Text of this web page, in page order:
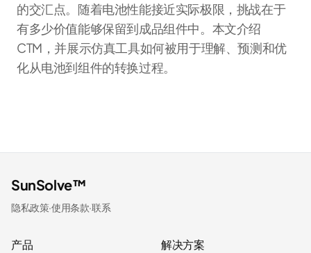
的交汇点。随着电池性能接近实际极限，挑战在于
有多少价值能够保留到成品组件中。本文介绍
CTM，并展示仿真工具如何被用于理解、预测和优
化从电池到组件的转换过程。
SunSolve™
隐私政策·使用条款·联系
产品 解决方案